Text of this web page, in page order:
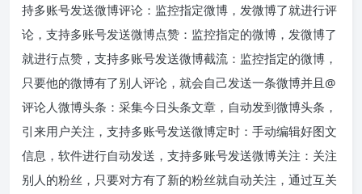
持多账号发送微博评论：监控指定微博，发微博了就进行评
论，支持多账号发送微博点赞：监控指定的微博，发微博了
就进行点赞，支持多账号发送微博截流：监控指定的微博，
只要他的微博有了别人评论，就会自己发送一条微博并且@
评论人微博头条：采集今日头条文章，自动发到微博头条，
引来用户关注，支持多账号发送微博定时：手动编辑好图文
信息，软件进行自动发送，支持多账号发送微博关注：关注
别人的粉丝，只要对方有了新的粉丝就自动关注，通过互关